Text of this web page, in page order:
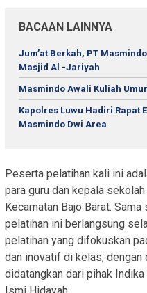
BACAAN LAINNYA
Jum’at Berkah, PT
Masjid Al -Jariyah
Masmindo Awali Kuliah
Kapolres Luwu Hadiri Rapat
Masmindo Dwi Area
Peserta pelatihan kali ini
para guru dan kepala
Kecamatan Bajo Barat.
pelatihan ini berlangsung
pelatihan yang difokuskan
dan inovatif di kelas, dengan
didatangkan dari pihak